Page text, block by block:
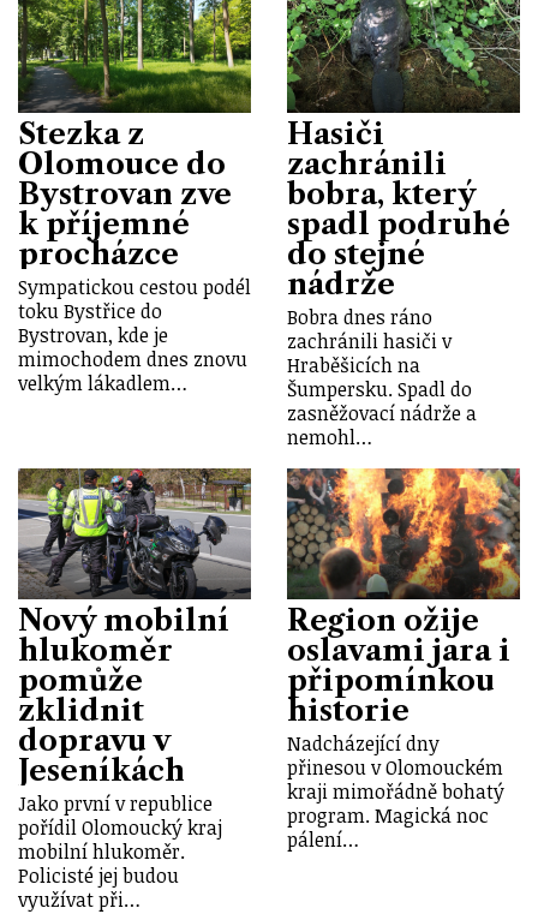
Stezka z
Olomouce do
Bystrovan zve
k příjemné
procházce
Sympatickou cestou podél
toku Bystřice do
Bystrovan, kde je
mimochodem dnes znovu
velkým lákadlem…
Hasiči
zachránili
bobra, který
spadl podruhé
do stejné
nádrže
Bobra dnes ráno
zachránili hasiči v
Hraběšicích na
Šumpersku. Spadl do
zasněžovací nádrže a
nemohl…
Nový mobilní
hlukoměr
pomůže
zklidnit
dopravu v
Jeseníkách
Jako první v republice
pořídil Olomoucký kraj
mobilní hlukoměr.
Policisté jej budou
využívat při…
Region ožije
oslavami jara i
připomínkou
historie
Nadcházející dny
přinesou v Olomouckém
kraji mimořádně bohatý
program. Magická noc
pálení…